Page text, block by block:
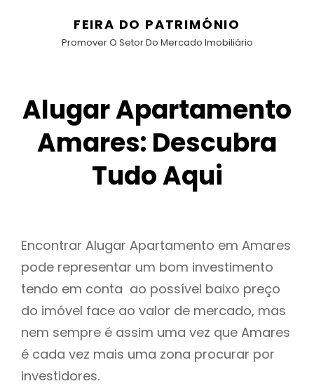
FEIRA DO PATRIMÓNIO
Promover O Setor Do Mercado Imobiliário
Alugar Apartamento
Amares: Descubra
Tudo Aqui
Encontrar Alugar Apartamento em Amares
pode representar um bom investimento
tendo em conta ao possível baixo preço
do imóvel face ao valor de mercado, mas
nem sempre é assim uma vez que Amares
é cada vez mais uma zona procurar por
investidores.